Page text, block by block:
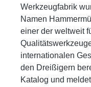
Werkzeugfabrik
Namen
einer der weltweit
internationalen
den Dreißigern
Katalog und